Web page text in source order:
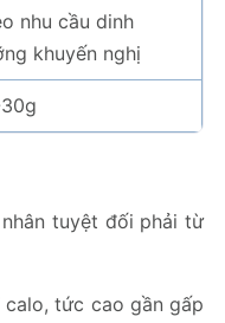
nhu cầu dinh
khuyến nghị
tuyệt đối phải từ
tức cao gần gấp